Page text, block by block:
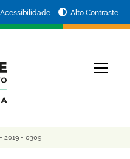
Acessibilidade Alto Contraste
2019 - 0309